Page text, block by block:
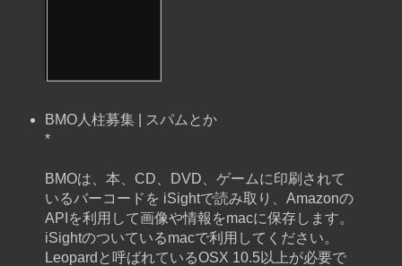
BMO人柱募集 | スパムとか
*
BMOは、本、CD、DVD、ゲームに印刷されて
いるバーコードを iSightで読み取り、Amazonの
APIを利用して画像や情報をmacに保存します。
iSightのついているmacで利用してください。
Leopardと呼ばれているOSX 10.5以上が必要で